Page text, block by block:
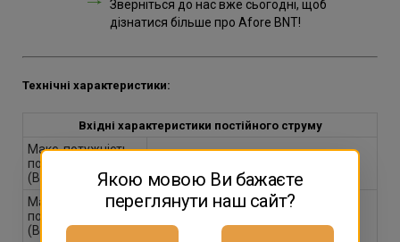
Зверніться до нас вже сьогодні, щоб
дізнатися більше про Afore BNT!
Технічні характеристики:
Вхідні характеристики постійного струму
Макс. потужність
постійного струму,
(Вт)
Макс. напруга
постійного струму,
(В)
Якою мовою Ви бажаєте
переглянути наш сайт?